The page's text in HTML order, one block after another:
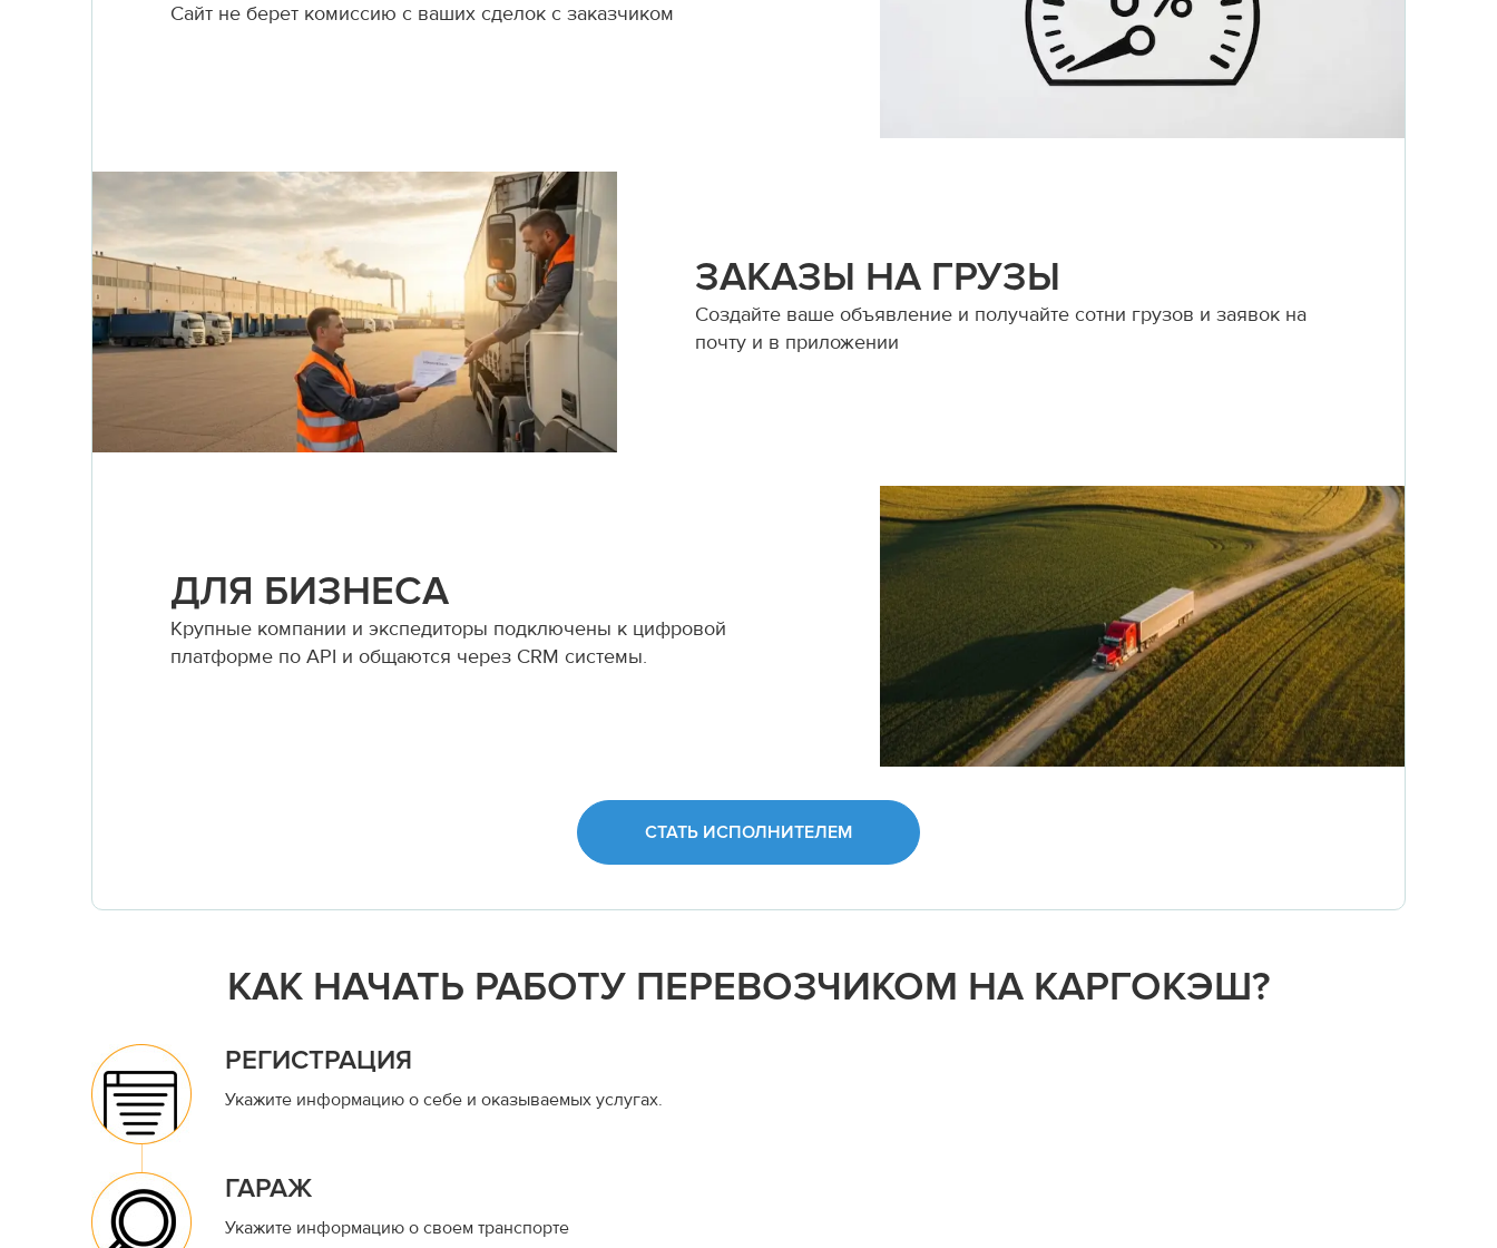
Сайт не берет комиссию с ваших сделок с заказчиком
ЗАКАЗЫ НА ГРУЗЫ
Создайте ваше объявление и получайте сотни грузов и заявок на
почту и в приложении
ДЛЯ БИЗНЕСА
Крупные компании и экспедиторы подключены к цифровой
платформе по API и общаются через CRM системы.
СТАТЬ ИСПОЛНИТЕЛЕМ
КАК НАЧАТЬ РАБОТУ ПЕРЕВОЗЧИКОМ НА КАРГОКЭШ?
РЕГИСТРАЦИЯ
Укажите информацию о себе и оказываемых услугах.
ГАРАЖ
Укажите информацию о своем транспорте